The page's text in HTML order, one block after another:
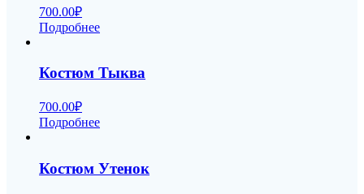
700.00₽
Подробнее
Костюм Тыква
700.00₽
Подробнее
Костюм Утенок